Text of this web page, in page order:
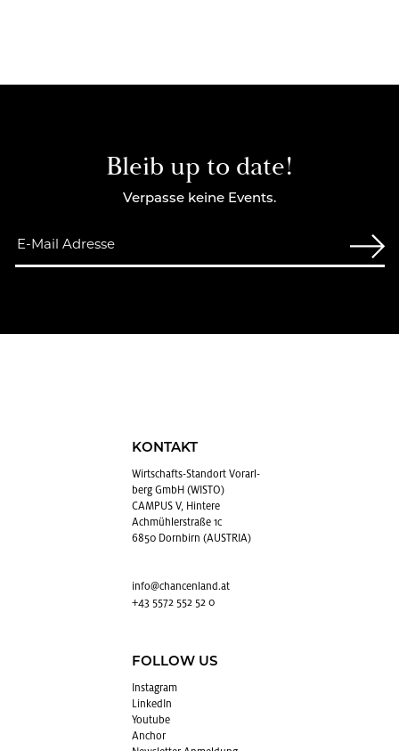
Bleib up to date!
Verpasse keine Events.
KONTAKT
Wirt­schafts-Stand­ort Vor­arl­
berg GmbH (WISTO)
CAMPUS V, Hintere
Achmühlerstraße 1c
6850 Dornbirn (AUSTRIA)
info@​chancenland.​at
+43 5572 552 52 0
FOLLOW US
In­sta­gram
Lin­kedIn
You­tube
An­chor